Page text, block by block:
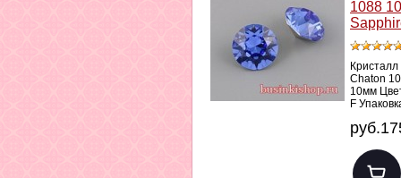
1088
Chaton
10мм
F